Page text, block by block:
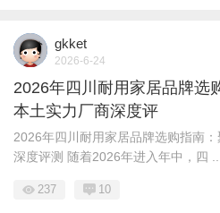
gkket
2026-6-24
2026年四川耐用家居品牌选
本土实力厂商深度评
2026年四川耐用家居品牌选购指南
深度评测 随着2026年进入年中，四 ...
237 10